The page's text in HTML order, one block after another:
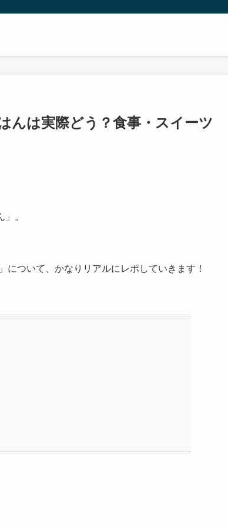
んは実際どう？食事・スイーツ
。
ついて、かなりリアルにレポしていきます！